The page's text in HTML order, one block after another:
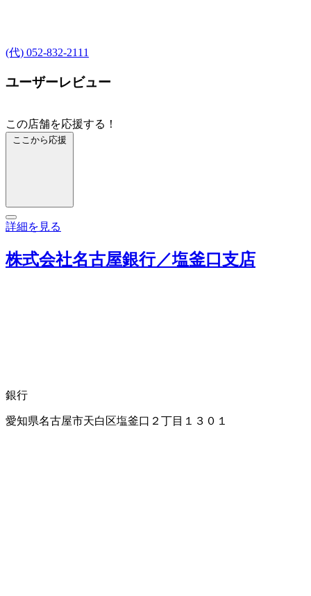
(代) 052-832-2111
ユーザーレビュー
この店舗を応援する！
ここから応援
詳細を見る
株式会社名古屋銀行／塩釜口支店
銀行
愛知県名古屋市天白区塩釜口２丁目１３０１